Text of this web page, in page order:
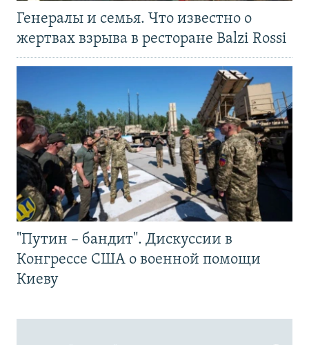
Генералы и семья. Что известно о
жертвах взрыва в ресторане Balzi Rossi
"Путин – бандит". Дискуссии в
Конгрессе США о военной помощи
Киеву